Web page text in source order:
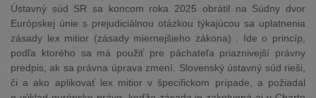
Ústavný súd SR sa koncom roka 2025 obrátil na Súdny dvor
Európskej únie s prejudiciálnou otázkou týkajúcou sa uplatnenia
zásady lex mitior (zásady miernejšieho zákona) . Ide o princíp,
podľa ktorého sa má použiť pre páchateľa priaznivejší právny
predpis, ak sa právna úprava zmení. Slovenský ústavný súd rieši,
či a ako aplikovať lex mitior v špecifickom prípade, a požiadal